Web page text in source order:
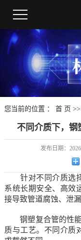
您当前的位置 ： 首 页 >>
不同介质下，钢
发布日期：
针对不同介质选择
系统长期安全、高效
接导致管道腐蚀、泄
钢塑复合管的性能
质与工艺。不同介质